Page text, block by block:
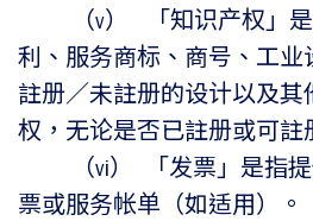
（v） 「知识产权」是
利、服务商标、商号、工业
註册／未註册的设计以及其
权，无论是否已註册或可註
（vi） 「发票」是指提
票或服务帐单（如适用）。